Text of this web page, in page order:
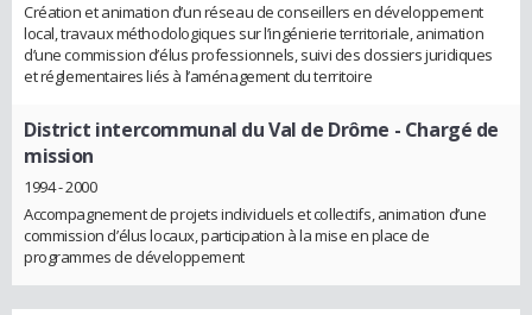
Création et animation d’un réseau de conseillers en développement
local, travaux méthodologiques sur l’ingénierie territoriale, animation
d’une commission d’élus professionnels, suivi des dossiers juridiques
et réglementaires liés à l’aménagement du territoire
District intercommunal du Val de Drôme - Chargé de
mission
1994 - 2000
Accompagnement de projets individuels et collectifs, animation d’une
commission d’élus locaux, participation à la mise en place de
programmes de développement